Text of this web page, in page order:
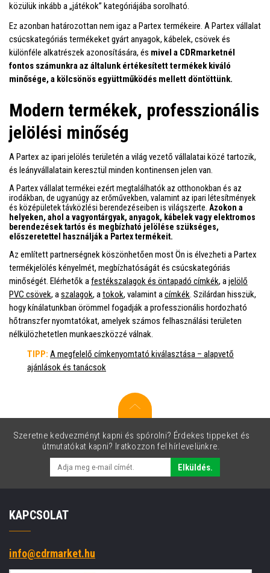
közülük inkább a „játékok” kategóriájába sorolható.
Ez azonban határozottan nem igaz a Partex termékeire. A Partex vállalat
csúcskategóriás termékeket gyárt anyagok, kábelek, csövek és
különféle alkatrészek azonosítására, és mivel a CDRmarketnél
fontos számunkra az általunk értékesített termékek kiváló
minősége, a kölcsönös együttműködés mellett döntöttünk.
Modern termékek, professzionális
jelölési minőség
A Partex az ipari jelölés területén a világ vezető vállalatai közé tartozik,
és leányvállalatain keresztül minden kontinensen jelen van.
A Partex vállalat termékei ezért megtalálhatók az otthonokban és az
irodákban, de ugyanúgy az erőművekben, valamint az ipari létesítmények
és középületek távközlési berendezéseiben is világszerte. Azokon a
helyeken, ahol a vagyontárgyak, anyagok, kábelek vagy elektromos
berendezések tartós és megbízható jelölése szükséges,
előszeretettel használják a Partex termékeit.
Az említett partnerségnek köszönhetően most Ön is élvezheti a Partex
termékjelölés kényelmét, megbízhatóságát és csúcskategóriás
minőségét. Elérhetők afestékszalagok és öntapadó címkék, ajelölő
PVC csövek, aszalagok, atokok, valamint acímkék. Szilárdan hisszük,
hogy kínálatunkban örömmel fogadják a professzionális hordozható
hőtranszfer nyomtatókat, amelyek számos felhasználási területen
nélkülözhetetlen munkaeszközzé válnak.
TIPP: A megfelelő címkenyomtató kiválasztása – alapvető
ajánlások és tanácsok
Szeretne kedvezményt kapni és spórolni? Érdekes tippeket és
útmutatókat kapni? Iratkozzon fel hírlevelünkre.
Elküldés.
KAPCSOLAT
info@cdrmarket.hu